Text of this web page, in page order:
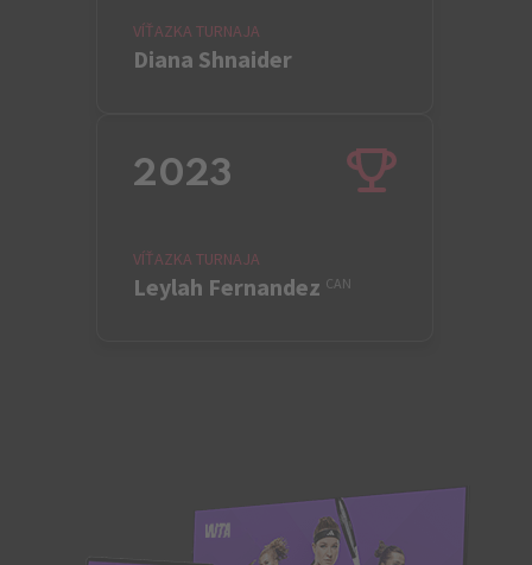
VÍŤAZKA TURNAJA
Diana Shnaider
2023
VÍŤAZKA TURNAJA
Leylah Fernandez CAN